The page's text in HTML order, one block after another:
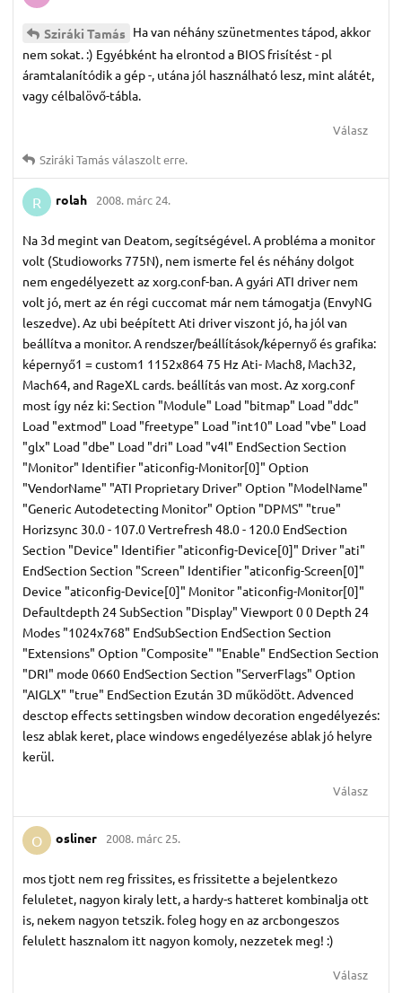
Sziráki Tamás Ha van néhány szünetmentes tápod, akkor
nem sokat. :) Egyébként ha elrontod a BIOS frisítést - pl
áramtalanítódik a gép -, utána jól használható lesz, mint alátét,
vagy célbalövő-tábla.
Válasz
Sziráki Tamásválaszolt erre.
R rolah 2008. márc 24.
Na 3d megint van Deatom, segítségével. A probléma a monitor
volt (Studioworks 775N), nem ismerte fel és néhány dolgot
nem engedélyezett az xorg.conf-ban. A gyári ATI driver nem
volt jó, mert az én régi cuccomat már nem támogatja (EnvyNG
leszedve). Az ubi beépített Ati driver viszont jó, ha jól van
beállítva a monitor. A rendszer/beállítások/képernyő és grafika:
képernyő1 = custom1 1152x864 75 Hz Ati- Mach8, Mach32,
Mach64, and RageXL cards. beállítás van most. Az xorg.conf
most így néz ki: Section "Module" Load "bitmap" Load "ddc"
Load "extmod" Load "freetype" Load "int10" Load "vbe" Load
"glx" Load "dbe" Load "dri" Load "v4l" EndSection Section
"Monitor" Identifier "aticonfig-Monitor[0]" Option
"VendorName" "ATI Proprietary Driver" Option "ModelName"
"Generic Autodetecting Monitor" Option "DPMS" "true"
Horizsync 30.0 - 107.0 Vertrefresh 48.0 - 120.0 EndSection
Section "Device" Identifier "aticonfig-Device[0]" Driver "ati"
EndSection Section "Screen" Identifier "aticonfig-Screen[0]"
Device "aticonfig-Device[0]" Monitor "aticonfig-Monitor[0]"
Defaultdepth 24 SubSection "Display" Viewport 0 0 Depth 24
Modes "1024x768" EndSubSection EndSection Section
"Extensions" Option "Composite" "Enable" EndSection Section
"DRI" mode 0660 EndSection Section "ServerFlags" Option
"AIGLX" "true" EndSection Ezután 3D működött. Advenced
desctop effects settingsben window decoration engedélyezés:
lesz ablak keret, place windows engedélyezése ablak jó helyre
kerül.
Válasz
O osliner 2008. márc 25.
mos tjott nem reg frissites, es frissitette a bejelentkezo
feluletet, nagyon kiraly lett, a hardy-s hatteret kombinalja ott
is, nekem nagyon tetszik. foleg hogy en az arcbongeszos
felulett hasznalom itt nagyon komoly, nezzetek meg! :)
Válasz